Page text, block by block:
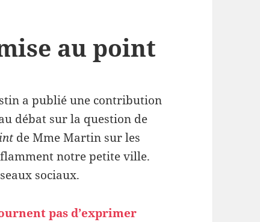
au point
a publié une contribution
débat sur la question de
de Mme Martin sur les
notre petite ville.
sociaux.
pas d’exprimer